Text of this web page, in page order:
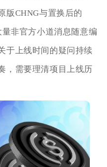
版CHNG与置换后的
非官方小道消息随意编
于上线时间的疑问持续
，需要理清项目上线历